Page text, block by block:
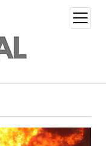
open
menu